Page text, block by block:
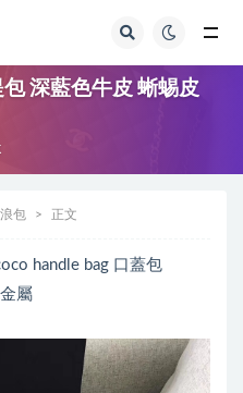
深藍色牛皮 蜥蜴皮
包 正文
handle bag 口蓋包
屬